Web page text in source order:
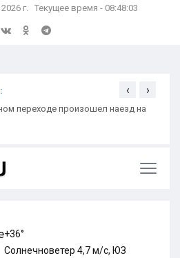
2026 г. Текущее время - 08:48:04
переходе произошел наезд на
‹ ›
+36°
Солнечноветер 4,7 м/с, ЮЗ